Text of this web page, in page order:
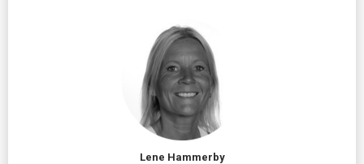
Lene Hammerby